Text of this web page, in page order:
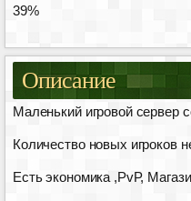
39%
Описание
Маленький игровой сервер
Количество новых игроков
Есть экономика ,PvP,